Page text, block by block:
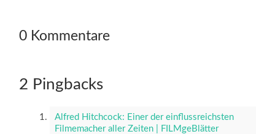
0 Kommentare
2 Pingbacks
Alfred Hitchcock: Einer der einflussreichsten
Filmemacher aller Zeiten | FILMgeBlätter